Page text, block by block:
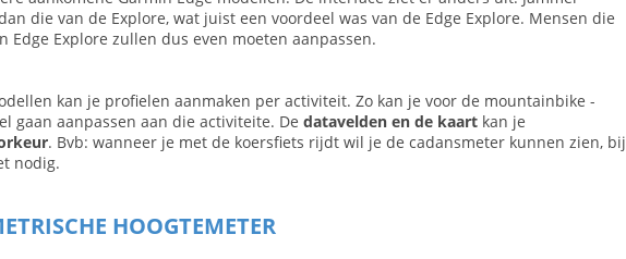
die van de Explore, wat juist een voordeel was van de Edge Explore. Mensen die
Edge Explore zullen dus even moeten aanpassen.
kan je profielen aanmaken per activiteit. Zo kan je voor de mountainbike -
gaan aanpassen aan die activiteite. De datavelden en de kaart kan je
. Bvb: wanneer je met de koersfiets rijdt wil je de cadansmeter kunnen zien, bij
nodig.
HOOGTEMETER